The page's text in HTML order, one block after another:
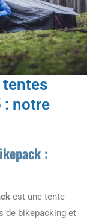
tentes
: notre
:
est une tente
de bikepacking et